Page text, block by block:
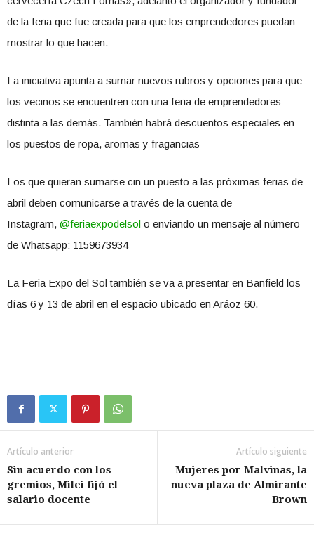
de la feria que fue creada para que los emprendedores puedan
mostrar lo que hacen.
La iniciativa apunta a sumar nuevos rubros y opciones para que
los vecinos se encuentren con una feria de emprendedores
distinta a las demás. También habrá descuentos especiales en
los puestos de ropa, aromas y fragancias
Los que quieran sumarse cin un puesto a las próximas ferias de
abril deben comunicarse a través de la cuenta de
Instagram, @feriaexpodelsol o enviando un mensaje al número
de Whatsapp: 1159673934
La Feria Expo del Sol también se va a presentar en Banfield los
días 6 y 13 de abril en el espacio ubicado en Aráoz 60.
Artículo anterior
Sin acuerdo con los
gremios, Milei fijó el
salario docente
Artículo siguiente
Mujeres por Malvinas, la
nueva plaza de Almirante
Brown